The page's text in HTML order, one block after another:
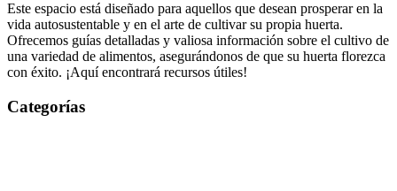
Este espacio está diseñado para aquellos que desean prosperar en la
vida autosustentable y en el arte de cultivar su propia huerta.
Ofrecemos guías detalladas y valiosa información sobre el cultivo de
una variedad de alimentos, asegurándonos de que su huerta florezca
con éxito. ¡Aquí encontrará recursos útiles!
Categorías